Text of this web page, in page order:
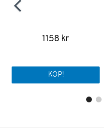
1158 kr
KÖP!